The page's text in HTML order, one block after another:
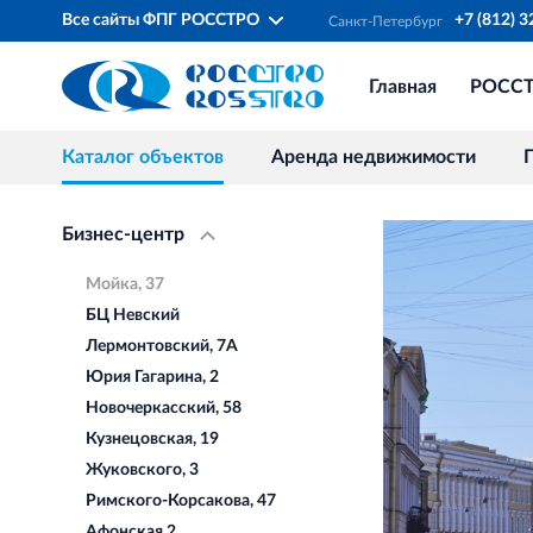
Все сайты ФПГ РОССТРО Санкт‐Петербург +7 (812)
Главная
Каталог объектов Аренда недвижимости
Бизнес-центр
Мойка, 37
БЦ Невский
Лермонтовский, 7А
Юрия Гагарина, 2
Новочеркасский, 58
Кузнецовская, 19
Жуковского, 3
Римского-Корсакова, 47